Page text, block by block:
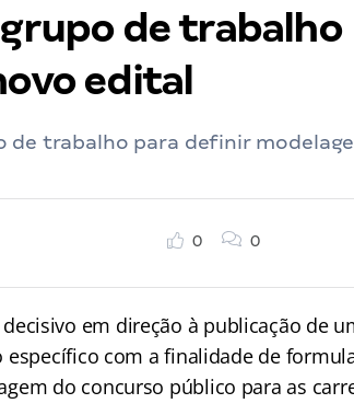
de trabalho
edital
de trabalho para definir
0 0
em direção à publicação de
com a finalidade de
do concurso público para as